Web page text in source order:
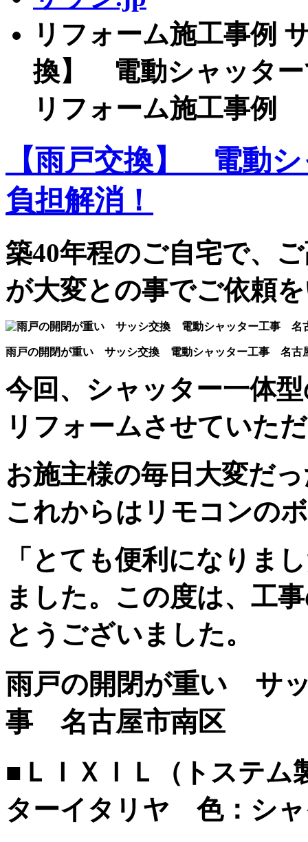
リフォーム施工事例
換】 電動シャッター
リフォーム施工事例
【雨戸交換】 電動
負担解消！
築40年程のご自宅で、
が大変との事でご依頼
雨戸の開閉が重い サッシ交換 電動シャッター工事 名古
今回、シャッター一体
リフォームさせていた
お施主様の毎日大変だ
これからはリモコンの
「とても便利になりま
ました。この度は、工
とうございました。
雨戸の開閉が重い サ
事 名古屋市南区
■ＬＩＸＩＬ（トステ
ターイタリヤ 色：シ